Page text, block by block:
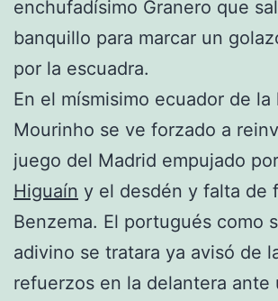
enchufadísimo Granero que
banquillo para marcar un
por la escuadra.
En el mísmisimo ecuador de la
Mourinho se ve forzado a
juego del Madrid empujado
Higuaín y el desdén y falta de
Benzema. El portugués como
adivino se tratara ya avisó de
refuerzos en la delantera ante